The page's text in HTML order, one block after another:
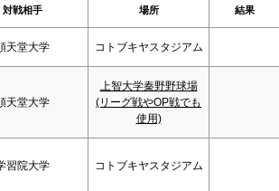
対戦相手 場所 結果
天堂大学 コトブキヤスタジアム
天堂大学
上智大学秦野野球場
(リーグ戦やOP戦でも
使用)
習院大学 コトブキヤスタジアム